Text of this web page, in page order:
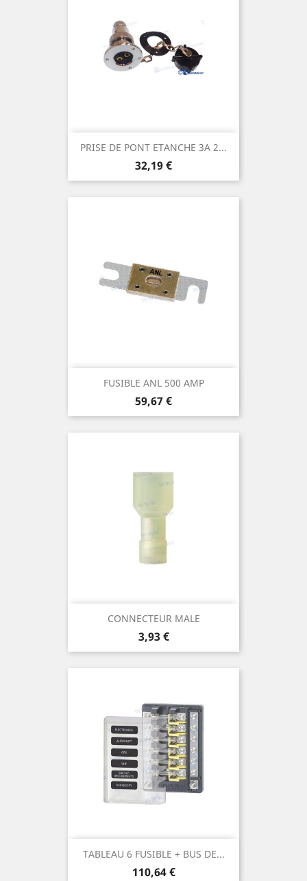
PRISE DE PONT ETANCHE 3A 2...
Prix
32,19 €
FUSIBLE ANL 500 AMP
Prix
59,67 €
CONNECTEUR MALE
Prix
3,93 €
TABLEAU 6 FUSIBLE + BUS DE...
Prix
110,64 €